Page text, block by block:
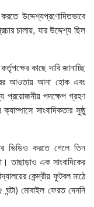
উদ্দেশ্যপ্রণোদিতভাবে
চালায়, যার উদ্দেশ্য ছিল
কাছে দাবি জানাচ্ছি
আওতায় আনা হোক এবং
প্রয়োজনীয় পদক্ষেপ গ্রহণ
সাংবাদিকতার সুষ্ঠু
ভিডিও করতে গেলে তিন
তাছাড়াও এক সাংবাদিকের
কেন্দ্রীয় ফুটবল মাঠে
মোবাইল ফেরত দেননি